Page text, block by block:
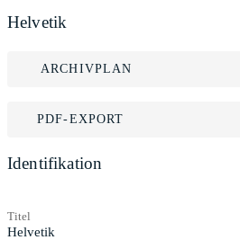
Helvetik
ARCHIVPLAN
PDF-EXPORT
Identifikation
Titel
Helvetik